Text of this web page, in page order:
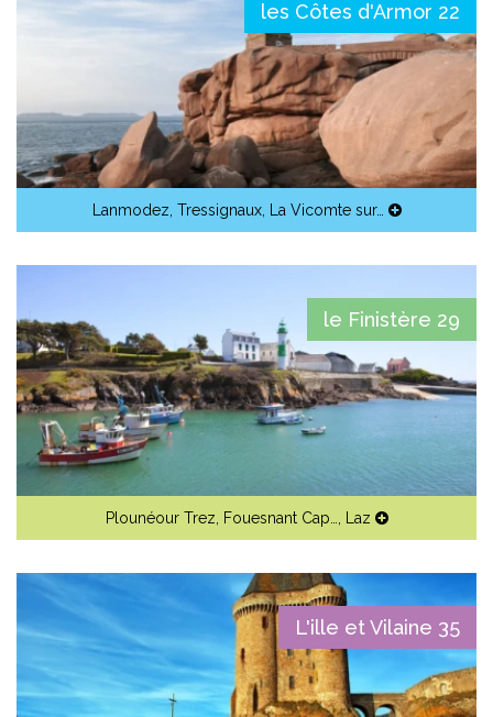
les Côtes d'Armor 22
Lanmodez, Tressignaux, La Vicomte sur…
le Finistère 29
Plounéour Trez, Fouesnant Cap…, Laz
L'ille et Vilaine 35